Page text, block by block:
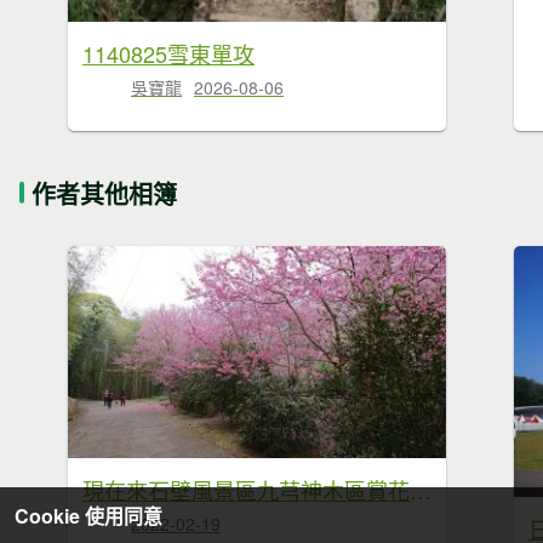
1140825雪東單攻
吳寶龍 2026-08-06
作者其他相簿
現在來石壁風景區九芎神木區賞花正是時候！
2022-02-19
Cookie 使用同意